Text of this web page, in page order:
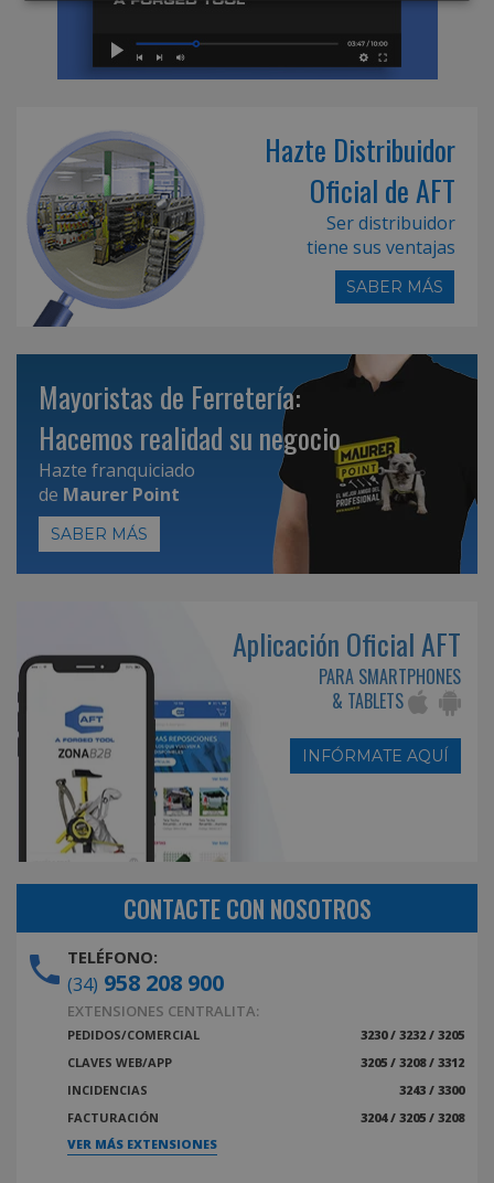
Hazte Distribuidor
Oficial de AFT
Ser distribuidor
tiene sus ventajas
SABER MÁS
Mayoristas de Ferretería:
Hacemos realidad su negocio
Hazte franquiciado
de Maurer Point
SABER MÁS
Aplicación Oficial AFT
PARA SMARTPHONES
& TABLETS
INFÓRMATE AQUÍ
CONTACTE CON NOSOTROS
TELÉFONO:
(34) 958 208 900
EXTENSIONES CENTRALITA:
PEDIDOS/COMERCIAL
3230 / 3232 / 3205
CLAVES WEB/APP
3205 / 3208 / 3312
INCIDENCIAS
3243 / 3300
FACTURACIÓN
3204 / 3205 / 3208
VER MÁS EXTENSIONES